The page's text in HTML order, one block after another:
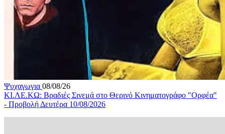
Ψυχαγωγια 08/08/26
ΚΙ.ΛΕ.ΚΩ: Βραδιές Σινεμά στο Θερινό Κινηματογράφο "Ορφέα"
- Προβολή Δευτέρα 10/08/2026